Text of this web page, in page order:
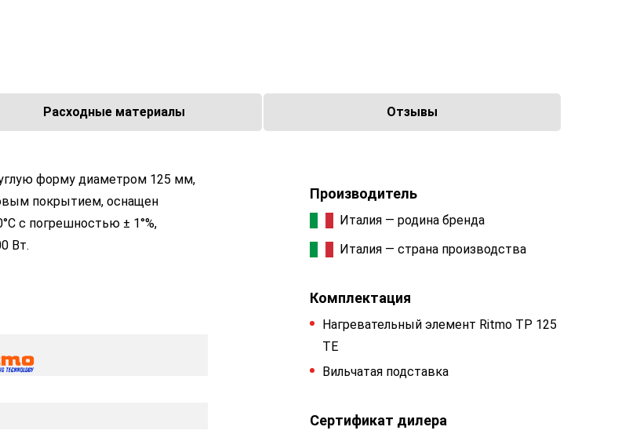
Расходные материалы Отзывы
форму диаметром 125 мм,
покрытием, оснащен
с погрешностью ± 1°%,
Вт.
Производитель
Италия — родина бренда
Италия — страна производства
Комплектация
Нагревательный элемент Ritmo ТР 125
TE
Вильчатая подставка
Сертификат дилера